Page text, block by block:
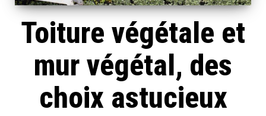
Toiture végétale et
mur végétal, des
choix astucieux